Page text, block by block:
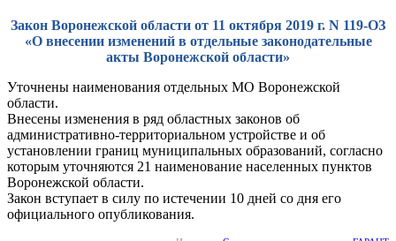
Закон Воронежской области от 11 октября 2019 г. N 119-ОЗ
«О внесении изменений в отдельные законодательные
акты Воронежской области»
Уточнены наименования отдельных МО Воронежской
области.
Внесены изменения в ряд областных законов об
административно-территориальном устройстве и об
установлении границ муниципальных образований, согласно
которым уточняются 21 наименование населенных пунктов
Воронежской области.
Закон вступает в силу по истечении 10 дней со дня его
официального опубликования.